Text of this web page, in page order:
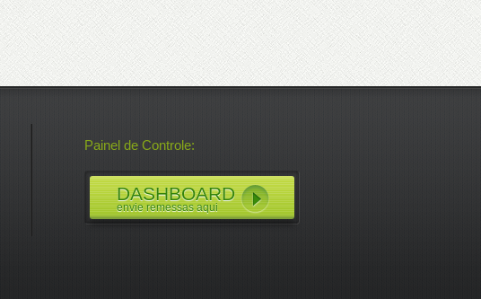
Painel de Controle:
DASHBOARD
envie remessas aqui